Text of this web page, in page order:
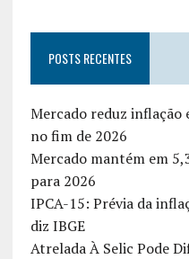
POSTS RECENTES
Mercado reduz inflação
no fim de 2026
Mercado mantém em
para 2026
IPCA-15: Prévia da
diz IBGE
Atrelada À Selic Pode